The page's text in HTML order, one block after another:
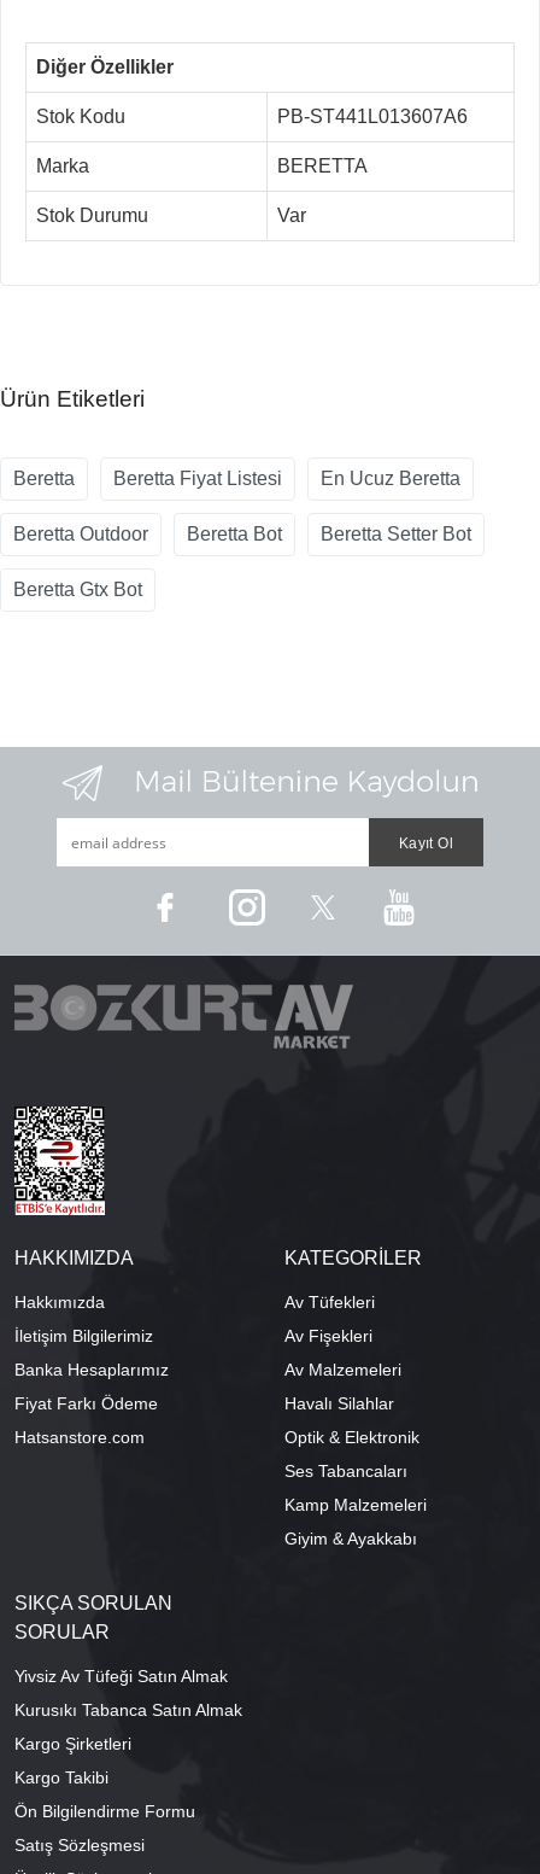
Diğer Özellikler
Stok Kodu PB-ST441L013607A6
Marka BERETTA
Stok Durumu Var
Ürün Etiketleri
Beretta Beretta Fiyat Listesi En Ucuz Beretta
Beretta Outdoor Beretta Bot Beretta Setter Bot
Beretta Gtx Bot
HAKKIMIZDA
Hakkımızda
İletişim Bilgilerimiz
Banka Hesaplarımız
Fiyat Farkı Ödeme
Hatsanstore.com
KATEGORİLER
Av Tüfekleri
Av Fişekleri
Av Malzemeleri
Havalı Silahlar
Optik & Elektronik
Ses Tabancaları
Kamp Malzemeleri
Giyim & Ayakkabı
SIKÇA SORULAN
SORULAR
Yivsiz Av Tüfeği Satın Almak
Kurusıkı Tabanca Satın Almak
Kargo Şirketleri
Kargo Takibi
Ön Bilgilendirme Formu
Satış Sözleşmesi